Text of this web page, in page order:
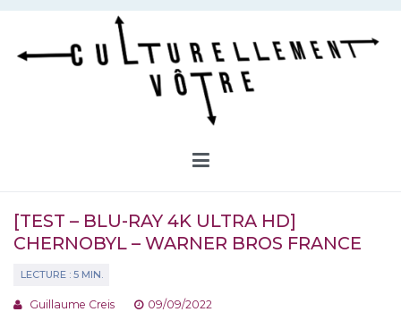
Aller
contenu
[TEST – BLU-RAY 4K ULTRA HD]
CHERNOBYL – WARNER BROS FRANCE
Guillaume Creis
09/09/2022